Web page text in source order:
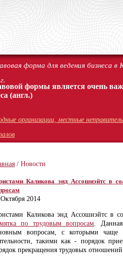
форма для ведения бизнеса в
формы является очень
(англ.)
организации, местные
/ Новости
Каликова энд Ассошиэйтс в
2014
Каликова энд Ассошиэйтс в
по трудовым вопросам.
вопросам, с которыми чаще
такими как - порядок
прекращения трудовых